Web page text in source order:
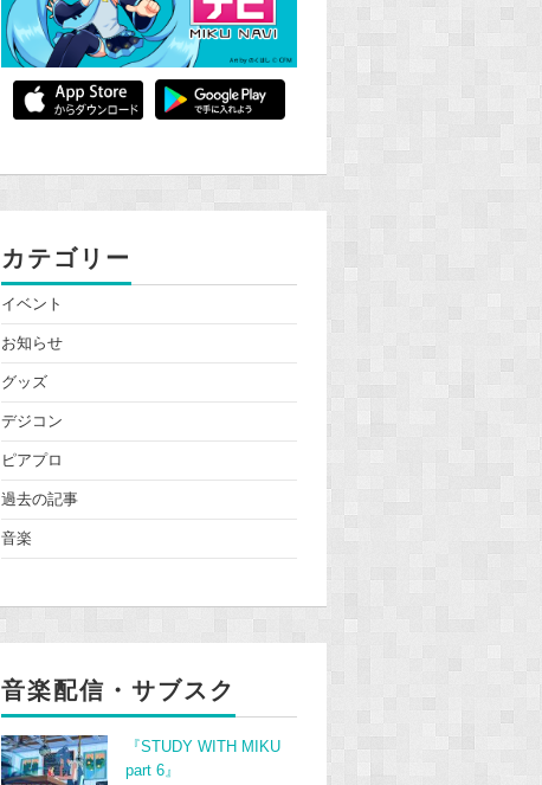
カテゴリー
イベント
お知らせ
グッズ
デジコン
ピアプロ
過去の記事
音楽
音楽配信・サブスク
『STUDY WITH MIKU
part 6』